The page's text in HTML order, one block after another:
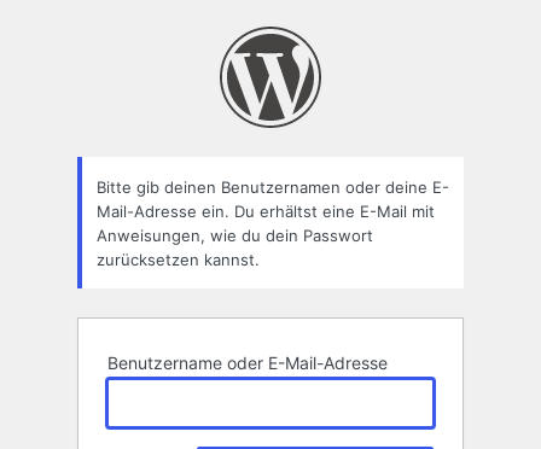
Bitte gib deinen Benutzernamen oder deine E-
Mail-Adresse ein. Du erhältst eine E-Mail mit
Anweisungen, wie du dein Passwort
zurücksetzen kannst.
Benutzername oder E-Mail-Adresse